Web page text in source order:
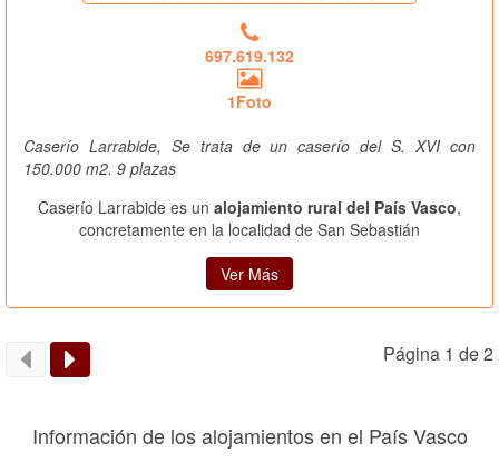
697.619.132
1Foto
Caserío Larrabide, Se trata de un caserío del S. XVI con
150.000 m2. 9 plazas
Caserío Larrabide es un alojamiento rural del País Vasco,
concretamente en la localidad de San Sebastián
Ver Más
Página 1 de 2
Información de los alojamientos en el País Vasco